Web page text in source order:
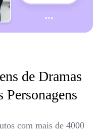
de Dramas
com mais de 4000